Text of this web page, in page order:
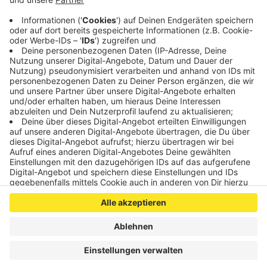
haben Tiefbauer am Mittwochnachmittag einen
Hydranten beschädigt. Deshalb haben Anwohner kein
fließendes Wasser. Laut der Regionetz dauern die
Reparaturarbeiten voraussichtlich bis in den Abend.
Anzeige
Anzeige